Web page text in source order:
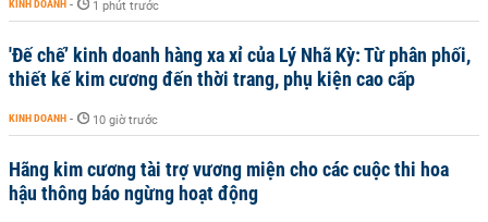
KINH DOANH - 1 phút trước
'Đế chế’ kinh doanh hàng xa xỉ của Lý Nhã Kỳ: Từ phân phối,
thiết kế kim cương đến thời trang, phụ kiện cao cấp
KINH DOANH - 10 giờ trước
Hãng kim cương tài trợ vương miện cho các cuộc thi hoa
hậu thông báo ngừng hoạt động